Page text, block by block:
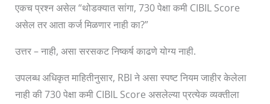
एकच प्रश्न असेल “थोडक्यात सांगा, 730 पेक्षा कमी CIBIL Score
असेल तर आता कर्ज मिळणार नाही का?”
उत्तर – नाही, असा सरसकट निष्कर्ष काढणे योग्य नाही.
उपलब्ध अधिकृत माहितीनुसार, RBI ने असा स्पष्ट नियम जाहीर केलेला
नाही की 730 पेक्षा कमी CIBIL Score असलेल्या प्रत्येक व्यक्तीला